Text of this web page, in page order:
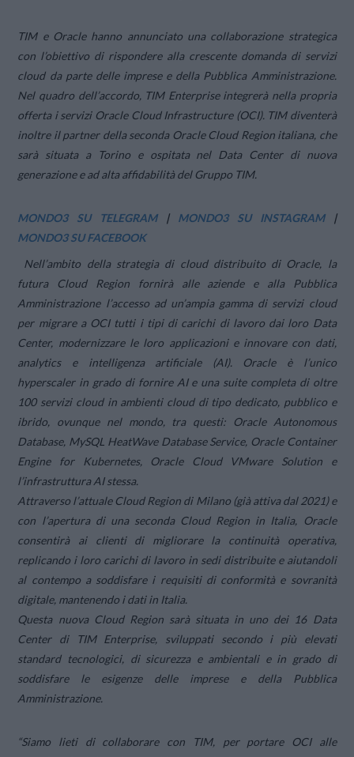
TIM e Oracle hanno annunciato una collaborazione strategica
con l’obiettivo di rispondere alla crescente domanda di servizi
cloud da parte delle imprese e della Pubblica Amministrazione.
Nel quadro dell’accordo, TIM Enterprise integrerà nella propria
offerta i servizi Oracle Cloud Infrastructure (OCI). TIM diventerà
inoltre il partner della seconda Oracle Cloud Region italiana, che
sarà situata a Torino e ospitata nel Data Center di nuova
generazione e ad alta affidabilità del Gruppo TIM.
MONDO3 SU TELEGRAM| MONDO3 SU INSTAGRAM|
MONDO3 SU FACEBOOK
Nell’ambito della strategia di cloud distribuito di Oracle, la
futura Cloud Region fornirà alle aziende e alla Pubblica
Amministrazione l’accesso ad un’ampia gamma di servizi cloud
per migrare a OCI tutti i tipi di carichi di lavoro dai loro Data
Center, modernizzare le loro applicazioni e innovare con dati,
analytics e intelligenza artificiale (AI). Oracle è l’unico
hyperscaler in grado di fornire AI e una suite completa di oltre
100 servizi cloud in ambienti cloud di tipo dedicato, pubblico e
ibrido, ovunque nel mondo, tra questi: Oracle Autonomous
Database, MySQL HeatWave Database Service, Oracle Container
Engine for Kubernetes, Oracle Cloud VMware Solution e
l’infrastruttura AI stessa.
Attraverso l’attuale Cloud Region di Milano (già attiva dal 2021) e
con l’apertura di una seconda Cloud Region in Italia, Oracle
consentirà ai clienti di migliorare la continuità operativa,
replicando i loro carichi di lavoro in sedi distribuite e aiutandoli
al contempo a soddisfare i requisiti di conformità e sovranità
digitale, mantenendo i dati in Italia.
Questa nuova Cloud Region sarà situata in uno dei 16 Data
Center di TIM Enterprise, sviluppati secondo i più elevati
standard tecnologici, di sicurezza e ambientali e in grado di
soddisfare le esigenze delle imprese e della Pubblica
Amministrazione.
“Siamo lieti di collaborare con TIM, per portare OCI alle